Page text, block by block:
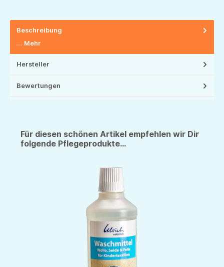
Beschreibung
… Mehr
Hersteller
Bewertungen
Für diesen schönen Artikel empfehlen wir Dir
folgende Pflegeprodukte...